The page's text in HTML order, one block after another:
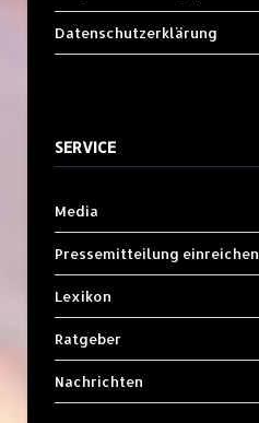
Datenschutzerklärung
SERVICE
Media
Pressemitteilung einreichen
Lexikon
Ratgeber
Nachrichten